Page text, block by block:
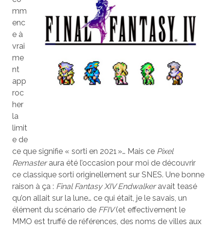
mm
enc
e à
vrai
me
nt
app
roc
her
la
limit
e de
ce que signifie « sorti en 2021 »… Mais ce Pixel
Remasteraura été l’occasion pour moi de découvrir
ce classique sorti originellement sur SNES. Une bonne
raison à ça : Final Fantasy XIV Endwalkeravait teasé
qu’on allait sur la lune… ce qui était, je le savais, un
élément du scénario de FFIV(et effectivement le
MMO est truffé de références, des noms de villes aux